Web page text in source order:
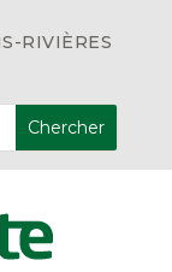
RIVIÈRES